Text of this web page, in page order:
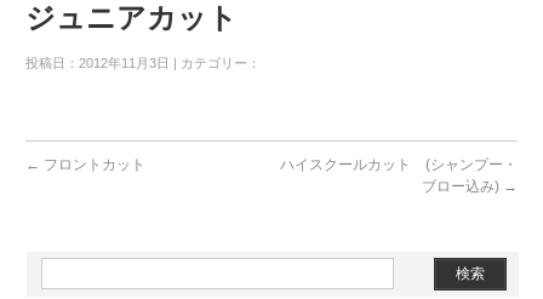
ジュニアカット
投稿日：2012年11月3日 | カテゴリー：
← フロントカット
ハイスクールカット (シャンプー・
ブロー込み) →